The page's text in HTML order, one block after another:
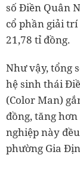
số Điền Quân
cổ phần giải
21,78 tỉ đồng.
Như vậy, tổng
hệ sinh thái
(Color Man)
đồng, tăng
nghiệp này
phường Gia